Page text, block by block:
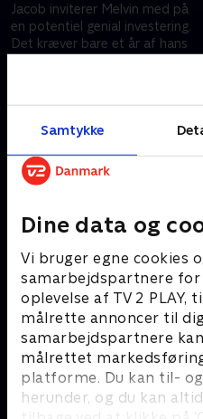
Samtykke
Dine data og
Vi bruger egne cookies
samarbejdspartnere for
oplevelse af TV 2
målrette annoncer til
samarbejdspartnere
målrettet
platforme. Du kan til-
herunder, og du kan
Jacob inviterer Melvin med på
en potentiel genial investering.
Det kræver bare et år af hans
Melvin ser rødt - ikke
længere
Livsstil • 1 sæsoner